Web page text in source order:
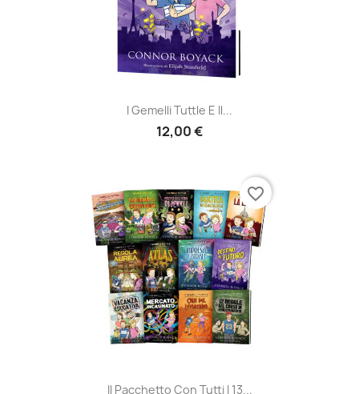
I Gemelli Tuttle E Il...
12,00 €
Il Pacchetto Con Tutti I 13...
favorite_border